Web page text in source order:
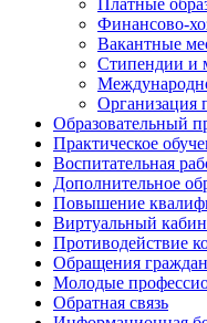
Платные
Финансово-
Вакантные
Стипендии и
Организация
Образовательный
Практическое
Воспитательная
Дополнительное
Повышение
Виртуальный
Противодействие
Обращения
Молодые
Обратная связь